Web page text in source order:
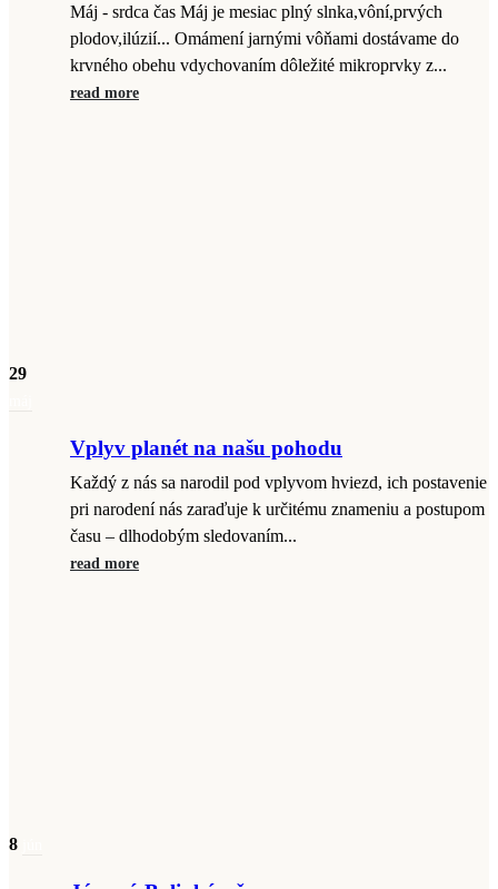
Máj - srdca čas Máj je mesiac plný slnka,vôní,prvých
plodov,ilúzií... Omámení jarnými vôňami dostávame do
krvného obehu vdychovaním dôležité mikroprvky z...
read more
29
Vplyv planét na našu pohodu
Každý z nás sa narodil pod vplyvom hviezd, ich postavenie
pri narodení nás zaraďuje k určitému znameniu a postupom
času – dlhodobým sledovaním...
read more
8